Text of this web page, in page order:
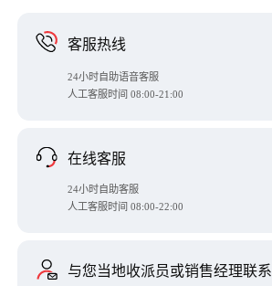
客服热线
24小时自助语音客服
人工客服时间 08:00-21:00
在线客服
24小时自助客服
人工客服时间 08:00-22:00
与您当地收派员或销售经理联系